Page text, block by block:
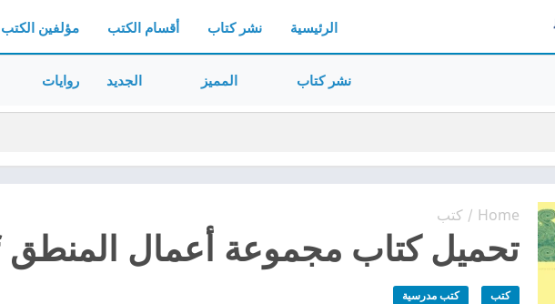
الرئيسية نشر كتاب أقسام الكتب مؤلفين الكتب
نشر كتاب المميز الجديد روايات
Home
/ كتب
تحميل كتاب مجموعة أعمال المنطق pdf
كتب كتب مدرسية